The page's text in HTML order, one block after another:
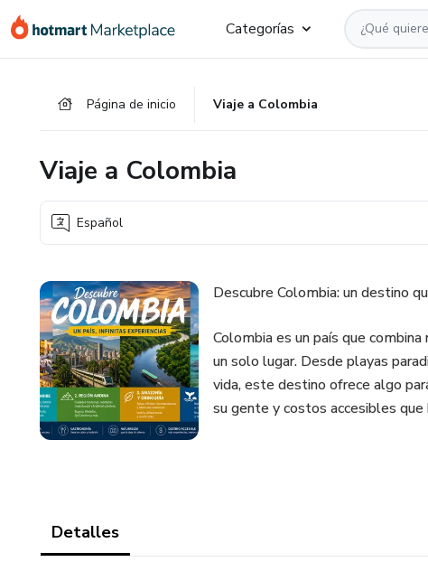
Categorías
Página de inicio Viaje a Colombia
Viaje a Colombia
Español
Descubre Colombia: un destino
Colombia es un país que
un solo lugar. Desde playas
vida, este destino ofrece algo
su gente y costos accesibles
Detalles